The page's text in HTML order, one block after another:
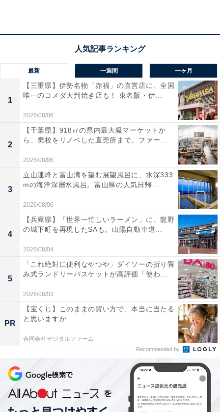
もくっきり見える」「夜でも明るく映る」と絶賛されて
います。一方で、「高画質なぶんデータ量が大きく、上
書きサイクルが早い」という声も。夜間の走行が多い人
や、いざという時のために最高画質で記録したい人に
あわせて読みたい
【Amazonお買い得情報】Pioneer「ディス
プレイオーディオ」が特別価格で登場中【3
月15日】
【今日チェックしたい】コムテックの人気商品5選
コムテック「ZDR055」
最新 一週間 一ヶ月
1
【三重県】伊勢名物「赤福」の直営店に、全国
唯一のコメダ大判焼き店も！ 東名阪・伊...
2026/08/06
2
【千葉県】918㎡の県内最大級マーケットか
ら、廃校をリノベした直売所まで。ファー...
2026/08/06
3
立山連峰と富山湾を望む展望風呂に、水深333
mの海洋深層水風呂。富山県の人気日帰...
2026/08/06
4
【兵庫県】「世界一忙しいラーメン」に、龍野
の城下町を再現したSAも。山陽自動車道...
2026/08/04
5
「これ絶対に便利なやつや」ダイソーの折り畳
み式ランドリーバスケットが高評価「使わ...
2026/08/03
PR
【宝くじ】このままの買い方で、本当に当たる
と思いますか
合同会社デジタルファーム
Recommended by